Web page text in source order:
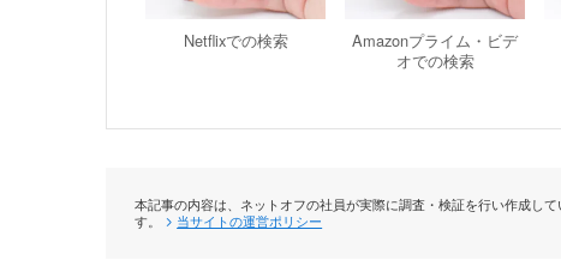
Netflixでの検索
Amazonプライム・ビデ
オでの検索
本記事の内容は、ネットオフの社員が実際に調査・検証を行い作成し
す。
当サイトの運営ポリシー